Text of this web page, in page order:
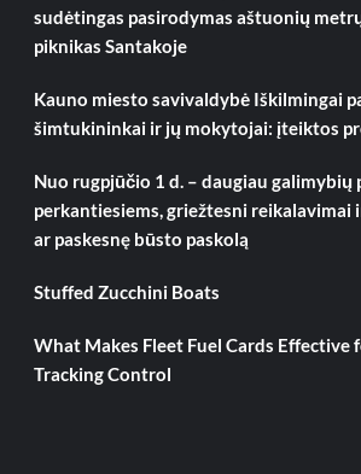
sudėtingas pasirodymas aštuonių
piknikas Santakoje
Kauno miesto savivaldybė Iškilmingai
šimtukininkai ir jų mokytojai: įteiktos
Nuo rugpjūčio 1 d. – daugiau galimybių
perkantiesiems, griežtesni reikalavimai
ar paskesnę būsto paskolą
Stuffed Zucchini Boats
What Makes Fleet Fuel Cards Effective
Tracking Control